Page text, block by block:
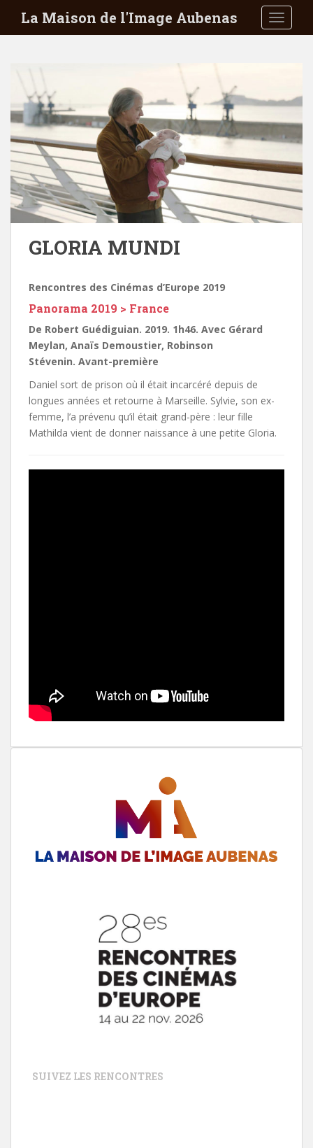
i
La Maison de l'Image Aubenas
GLORIA MUNDI
Rencontres des Cinémas d’Europe 2019
Panorama 2019 > France
De Robert Guédiguian. 2019. 1h46. Avec Gérard
Meylan, Anaïs Demoustier, Robinson
Stévenin. Avant-première
Daniel sort de prison où il était incarcéré depuis de
longues années et retourne à Marseille. Sylvie, son ex-
femme, l’a prévenu qu’il était grand-père : leur fille
Mathilda vient de donner naissance à une petite Gloria.
SUIVEZ LES RENCONTRES